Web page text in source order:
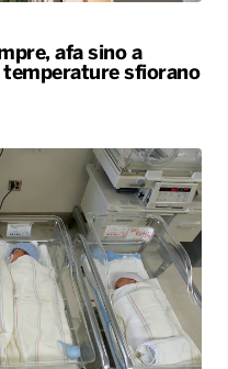
afa sino a
temperature sfiorano